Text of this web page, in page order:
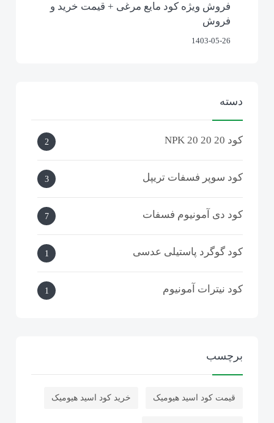
فروش ویژه کود مایع مرغی + قیمت خرید و
فروش
1403-05-26
دسته
کود NPK 20 20 20 2
کود سوپر فسفات تریپل 3
کود دی آمونیوم فسفات 7
کود گوگرد پاستیلی عدسی 1
کود نیترات آمونیوم 1
کود گوگرد بنتونیت دار گرانوله
کود گوگرد مایع
برچسب
قیمت کود اسید هیومیک خرید کود اسید هیومیک